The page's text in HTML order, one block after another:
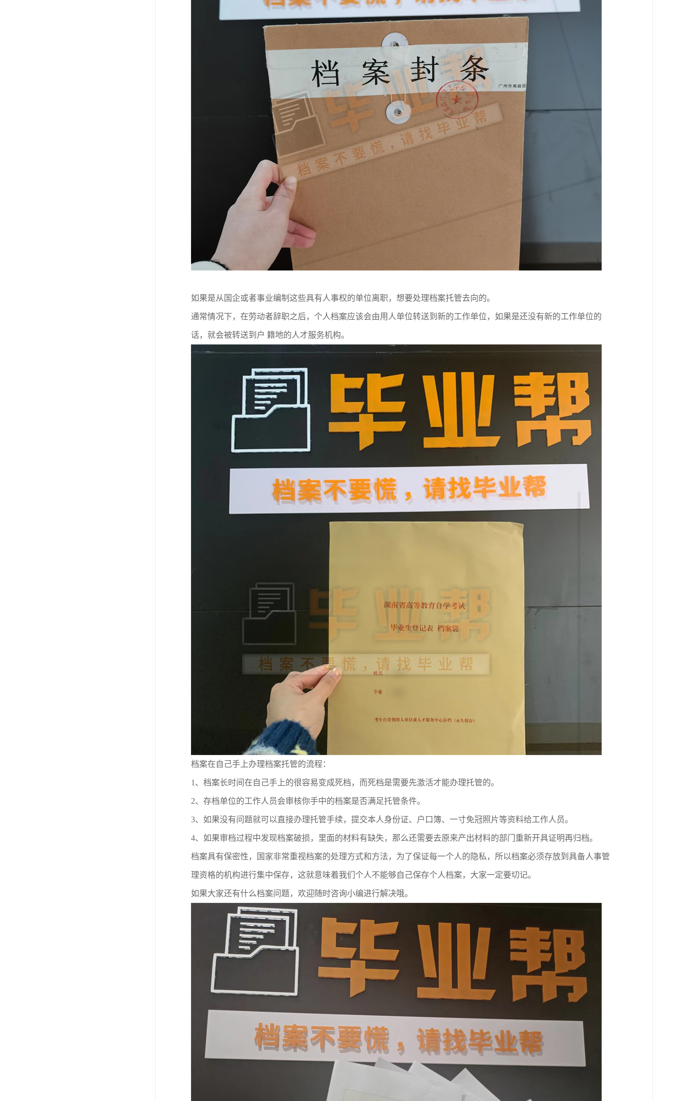
如果是从国企或者事业编制这些具有人事权的单位离职，想要处理档案托管去向的。
通常情况下，在劳动者辞职之后，个人档案应该会由用人单位转送到新的工作单位，如果是还没有新的工作单位的
话，就会被转送到户 籍地的人才服务机构。
档案在自己手上办理档案托管的流程：
1 、档案长时间在自己手上的很容易变成死档，而死档是需要先激活才能办理托管的。
2、存档单位的工作人员会审核你手中的档案是否满足托管条件。
3、如果没有问题就可以直接办理托管手续，提交本人身份证、户口簿、一寸免冠照片等资料给工作人员。
4、如果审档过程中发现档案破损，里面的材料有缺失，那么还需要去原来产出材料的部门重新开具证明再归档。
档案具有保密性，国家非常重视档案的处理方式和方法，为了保证每一个人的隐私，所以档案必须存放到具备人事管
理资格的机构进行集中保存，这就意味着我们个人不能够自己保存个人档案，大家一定要切记。
如果大家还有什么档案问题，欢迎随时咨询小编进行解决哦。